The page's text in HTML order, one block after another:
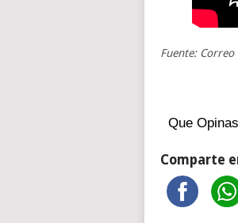
Fuente: Correo
Que
Comparte